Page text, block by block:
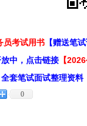
员考试用书 【赠送笔
中，点击链接 【
套笔试面试整理资料
0